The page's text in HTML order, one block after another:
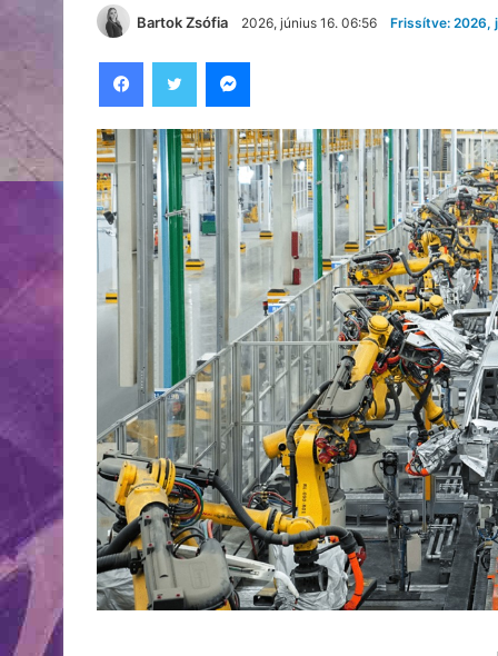
Bartok Zsófia 2026, június 16. 06:56 Frissítve: 2026,